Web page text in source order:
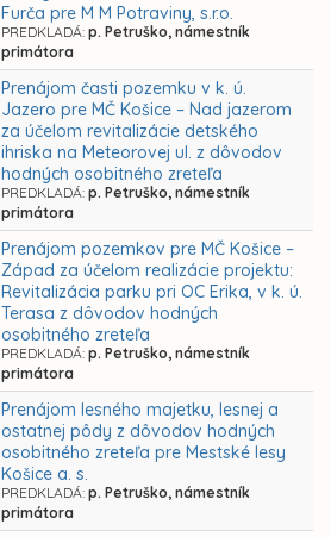
Furča pre M M Potraviny, s.r.o.
PREDKLADÁ: p. Petruško, námestník
primátora
Prenájom časti pozemku v k. ú.
Jazero pre MČ Košice – Nad jazerom
za účelom revitalizácie detského
ihriska na Meteorovej ul. z dôvodov
hodných osobitného zreteľa
PREDKLADÁ: p. Petruško, námestník
primátora
Prenájom pozemkov pre MČ Košice –
Západ za účelom realizácie projektu:
Revitalizácia parku pri OC Erika, v k. ú.
Terasa z dôvodov hodných
osobitného zreteľa
PREDKLADÁ: p. Petruško, námestník
primátora
Prenájom lesného majetku, lesnej a
ostatnej pôdy z dôvodov hodných
osobitného zreteľa pre Mestské lesy
Košice a. s.
PREDKLADÁ: p. Petruško, námestník
primátora